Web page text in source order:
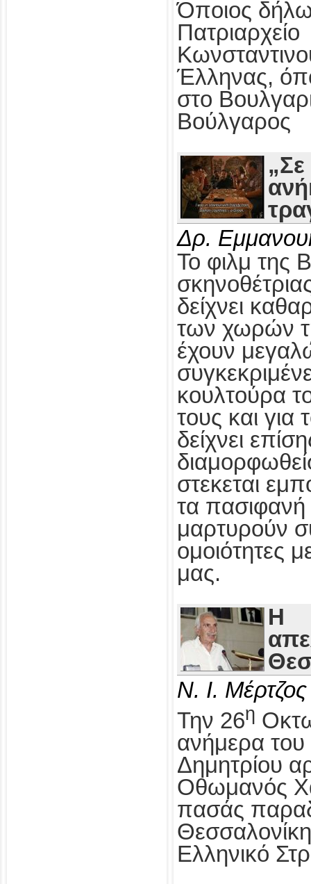
Όποιος
Πατριαρχείο
Έλληνας,
στο
Βούλγαρος
Δρ.
Το φιλμ της
δείχνει
των χωρών
έχουν
κουλτούρα
τους και
δείχνει
στεκεται
τα πασιφανή
μαρτυρούν
ομοιότητες
μας.
Η
Ν. Ι. Μέρτζος
Την 26η
ανήμερα του
Δημητρίου
Οθωμανός
πασάς
Ελληνικό